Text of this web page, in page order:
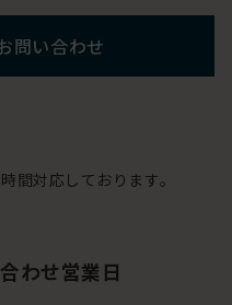
問い合わせ
間対応しております。
わせ営業日